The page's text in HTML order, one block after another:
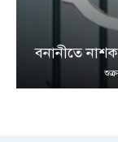
বনানীতে